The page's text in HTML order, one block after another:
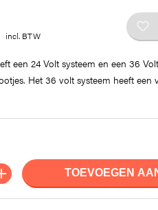
incl. BTW
een 24 Volt systeem en een 36
Het 36 volt systeem heeft
TOEVOEGEN